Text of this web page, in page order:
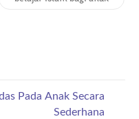
Pada Anak Secara
Sederhana